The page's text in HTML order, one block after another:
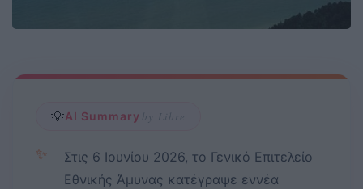
💡AI Summary by Libre
✨
Στις 6 Ιουνίου 2026, το Γενικό Επιτελείο
Εθνικής Άμυνας κατέγραψε εννέα